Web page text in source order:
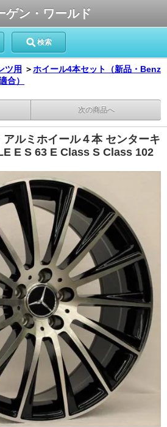
ン・ワールド
検索
ツ用 ＞ホイール4本セット（新品・Benz
合）
次の商品へ
ルミホイール４本 センターキ
E S 63 E Class S Class 102